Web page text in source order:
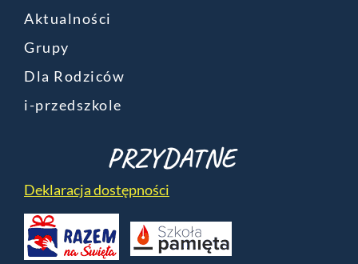
Aktualności
Grupy
Dla Rodziców
i-przedszkole
PRZYDATNE
Deklaracja dostępności